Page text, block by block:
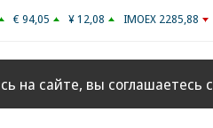
€ 94,05 ¥ 12,08 IMOEX 2285,88
на сайте, вы соглашаетесь с